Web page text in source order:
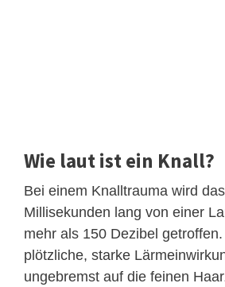
Wie laut ist ein Knall?
Bei einem Knalltrauma wird
Millisekunden lang von einer
mehr als 150 Dezibel
plötzliche, starke
ungebremst auf die feinen